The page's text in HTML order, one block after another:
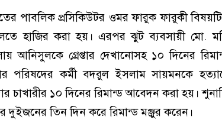
পাবলিক প্রসিকিউটর ওমর ফারুক ফারুকী
হাজির করা হয়। এরপর ঝুট ব্যবসায়ী মো.
আনিসুলকে গ্রেপ্তার দেখানোসহ ১০ দিনের
পরিষদের কর্মী বদরুল ইসলাম সায়মনকে
চাখারীর ১০ দিনের রিমান্ড আবেদন করা হয়।
তিন দিন করে রিমান্ড মঞ্জুর করেন।